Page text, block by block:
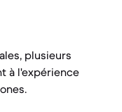
plusieurs
à l'expérience